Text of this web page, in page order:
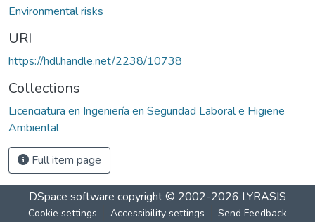
Environmental risks
URI
https://hdl.handle.net/2238/10738
Collections
Licenciatura en Ingeniería en Seguridad Laboral e Higiene
Ambiental
Full item page
DSpace software copyright © 2002-2026 LYRASIS
Cookie settings Accessibility settings Send Feedback